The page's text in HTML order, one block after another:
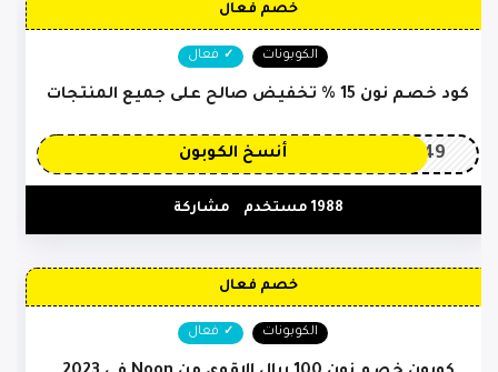
خصم فعال
الكوبونات فعال
كود خصم نون 15 % تخفيض صالح على جميع المنتجات
OP149 أنسخ الكوبون
1988 مستخدم مشاركة
خصم فعال
الكوبونات فعال